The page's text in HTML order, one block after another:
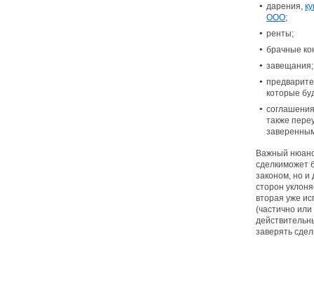
дарения,
ООО;
ренты;
брачные
завещания;
которые
также
Важный
сделкиможет
законом, но и
сторон
вторая уже
(частично
заверять